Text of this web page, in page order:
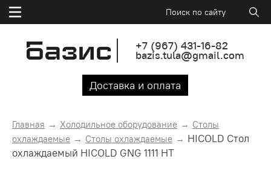
+7 (967) 431-16-82
bazis.tula@gmail.com
Доставка и оплата
Главная Холодильное оборудование
Столы
охлаждаемые
Столы охлаждаемые
HICOLD Стол
охлаждаемый HICOLD GNG 1111 HT